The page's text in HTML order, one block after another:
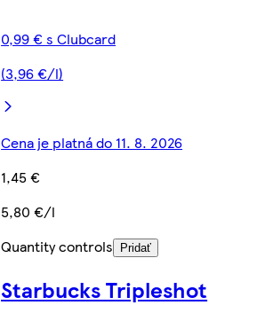
0,99 € s Clubcard
(3,96 €/l)
Cena je platná do 11. 8. 2026
1,45 €
5,80 €/l
Quantity controls Pridať
Starbucks Tripleshot